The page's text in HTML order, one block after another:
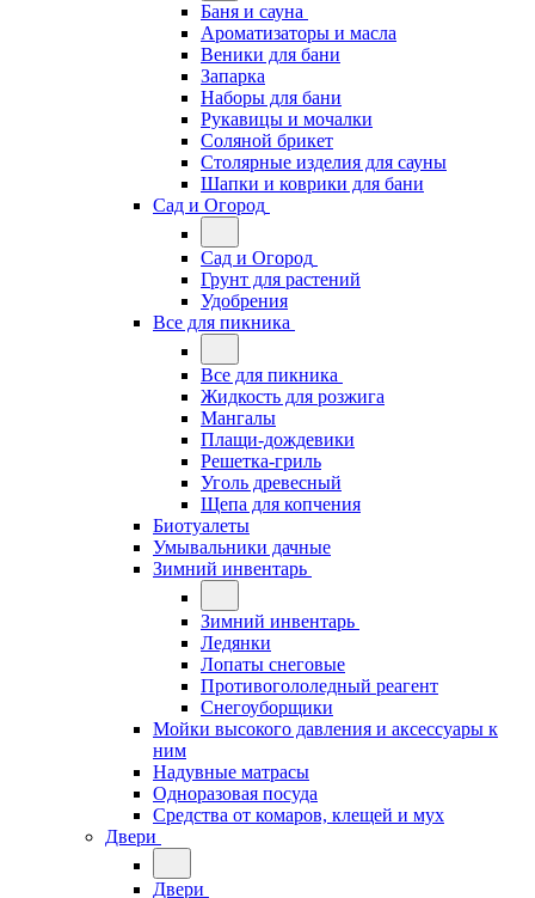
Баня и сауна
Ароматизаторы и масла
Веники для бани
Запарка
Наборы для бани
Рукавицы и мочалки
Соляной брикет
Столярные изделия для сауны
Шапки и коврики для бани
Сад и Огород
Сад и Огород
Грунт для растений
Удобрения
Все для пикника
Все для пикника
Жидкость для розжига
Мангалы
Плащи-дождевики
Решетка-гриль
Уголь древесный
Щепа для копчения
Биотуалеты
Умывальники дачные
Зимний инвентарь
Зимний инвентарь
Ледянки
Лопаты снеговые
Противогололедный реагент
Снегоуборщики
Мойки высокого давления и аксессуары к
ним
Надувные матрасы
Одноразовая посуда
Средства от комаров, клещей и мух
Двери
Двери